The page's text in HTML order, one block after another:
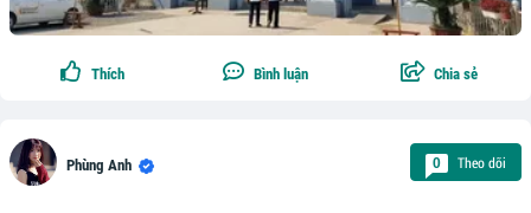
Thích Bình luận Chia sẻ
Phùng Anh 0 Theo dõi